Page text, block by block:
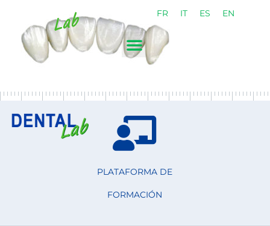
FR IT ES EN
PLATAFORMA DE
FORMACIÓN